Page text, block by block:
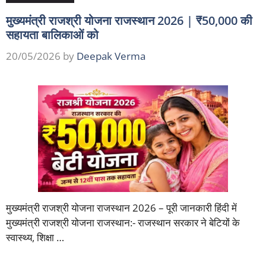
मुख्यमंत्री राजश्री योजना राजस्थान 2026 | ₹50,000 की
सहायता बालिकाओं को
20/05/2026 by Deepak Verma
मुख्यमंत्री राजश्री योजना राजस्थान 2026 – पूरी जानकारी हिंदी में
मुख्यमंत्री राजश्री योजना राजस्थान:- राजस्थान सरकार ने बेटियों के
स्वास्थ्य, शिक्षा …